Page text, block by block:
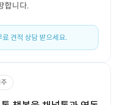
합니다.
료 견적 상담 받으세요.